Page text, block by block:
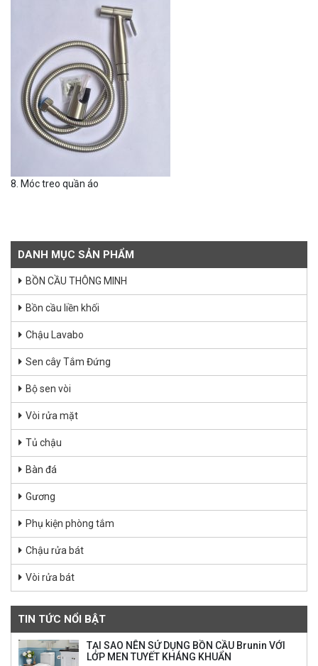
8. Móc treo quần áo
DANH MỤC SẢN PHẨM
BỒN CẦU THÔNG MINH
Bồn cầu liền khối
Chậu Lavabo
Sen cây Tắm Đứng
Bộ sen vòi
Vòi rửa mặt
Tủ chậu
Bàn đá
Gương
Phụ kiện phòng tắm
Chậu rửa bát
Vòi rửa bát
TIN TỨC NỔI BẬT
TẠI SAO NÊN SỬ DỤNG BỒN CẦU Brunin VỚI
LỚP MEN TUYẾT KHÁNG KHUẨN